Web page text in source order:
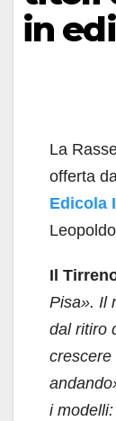
in
La
offerta
Edicola
Il
Pisa». Il
dal ritiro
crescere
i